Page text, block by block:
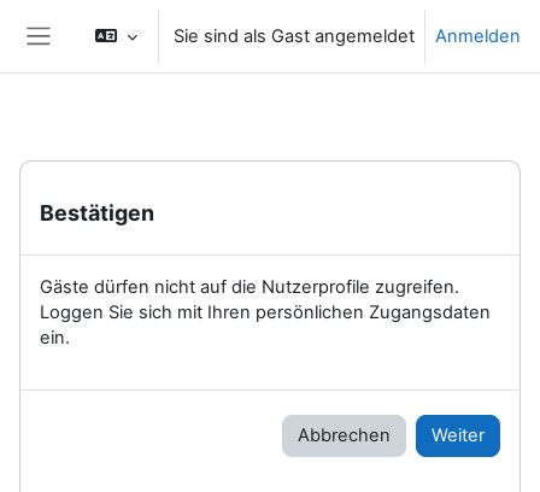
Website-Übersicht
Sie sind als Gast angemeldet Anmelden
Bestätigen
Gäste dürfen nicht auf die Nutzerprofile zugreifen.
Loggen Sie sich mit Ihren persönlichen Zugangsdaten
ein.
Abbrechen Weiter